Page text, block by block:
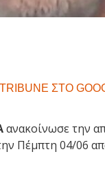
ΣΤΟ
ανακοίνωσε την
Πέμπτη 04/06